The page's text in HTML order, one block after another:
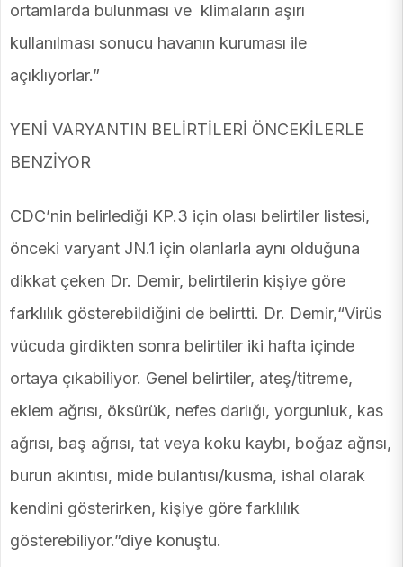
ortamlarda bulunması ve klimaların aşırı
kullanılması sonucu havanın kuruması ile
açıklıyorlar.”
YENİ VARYANTIN BELİRTİLERİ ÖNCEKİLERLE
BENZİYOR
CDC’nin belirlediği KP.3 için olası belirtiler listesi,
önceki varyant JN.1 için olanlarla aynı olduğuna
dikkat çeken Dr. Demir, belirtilerin kişiye göre
farklılık gösterebildiğini de belirtti. Dr. Demir,“Virüs
vücuda girdikten sonra belirtiler iki hafta içinde
ortaya çıkabiliyor. Genel belirtiler, ateş/titreme,
eklem ağrısı, öksürük, nefes darlığı, yorgunluk, kas
ağrısı, baş ağrısı, tat veya koku kaybı, boğaz ağrısı,
burun akıntısı, mide bulantısı/kusma, ishal olarak
kendini gösterirken, kişiye göre farklılık
gösterebiliyor.”diye konuştu.